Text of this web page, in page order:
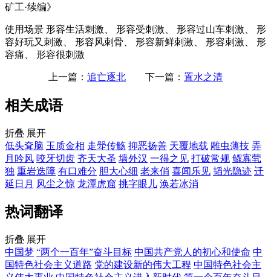
矿工·续编》
使用场景 形容生活刺激、 形容受刺激、 形容过山车刺激、 形
容好玩又刺激、 形容风刺骨、 形容新鲜刺激、 形容刺激、 形
容痛、 形容很刺激
上一篇： 追亡逐北 下一篇： 置水之清
相关成语
折叠 展开
低头耷脑 玉质金相 走斝传觞 抑恶扬善 天覆地载 雕虫薄技 弄
月吟风 咬牙切齿 齐天大圣 墙外汉 一得之见 打破常规 鳏寡茕
独 重岩迭障 有口难分 胆大心细 老来俏 喜闻乐见 韬光隐迹 迁
延日月 风尘之惊 龙潭虎窟 挑字眼儿 涣若冰消
热词翻译
折叠 展开
中国梦 “两个一百年”奋斗目标 中国共产党人的初心和使命 中
国特色社会主义道路 党的建设新的伟大工程 中国特色社会主